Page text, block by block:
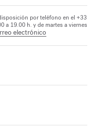
por teléfono en el +33
a 19.00 h. y de martes a viernes
electrónico